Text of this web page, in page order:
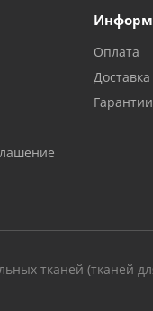
Оплата
Доставка
Гарантии
тканей (тканей